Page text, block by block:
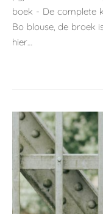
boek - De complete
Bo blouse, de broek
hier…